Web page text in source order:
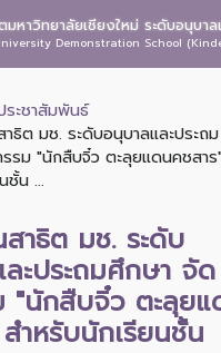
ตมหาวิทยาลัยเชียงใหม่ ระดับอนุบาล
Demonstration School
ระชาสัมพันธ์
าธิต มช. ระดับอนุบาลและประถม
รม "นักสืบจิ๋ว ตะลุยแดนคชสา
ชั้น ...
สาธิต มช. ระดับ
ะประถมศึกษา จัด
"นักสืบจิ๋ว ตะลุยแ
ำหรับนักเรียนชั้น